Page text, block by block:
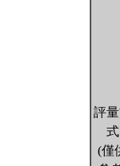
評
式
(僅